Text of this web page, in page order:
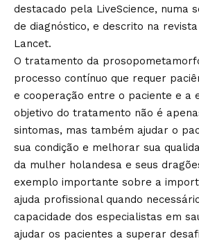
destacado pela LiveScience, numa
de diagnóstico, e descrito na
Lancet.
O tratamento da
processo contínuo que requer
e cooperação entre o paciente e a
objetivo do tratamento não é
sintomas, mas também ajudar o
sua condição e melhorar sua
da mulher holandesa e seus
exemplo importante sobre a
ajuda profissional quando
capacidade dos especialistas em
ajudar os pacientes a superar